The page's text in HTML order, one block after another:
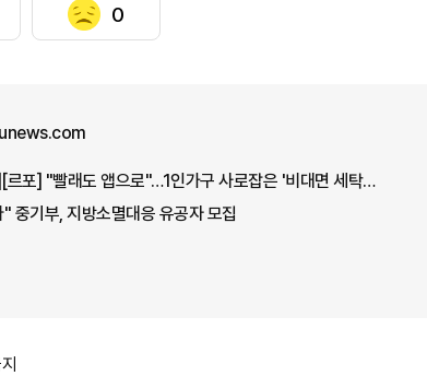
0
[1인가구, 소비지형 바꾸다][르포] "빨래도 앱으로"…1인가구 사로잡은 '비대면 세탁공장'
중기부, 지방소멸대응 유공자 모집